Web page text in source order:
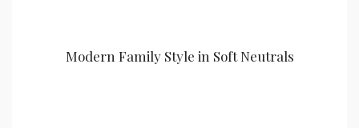
Modern Family Style in Soft Neutrals